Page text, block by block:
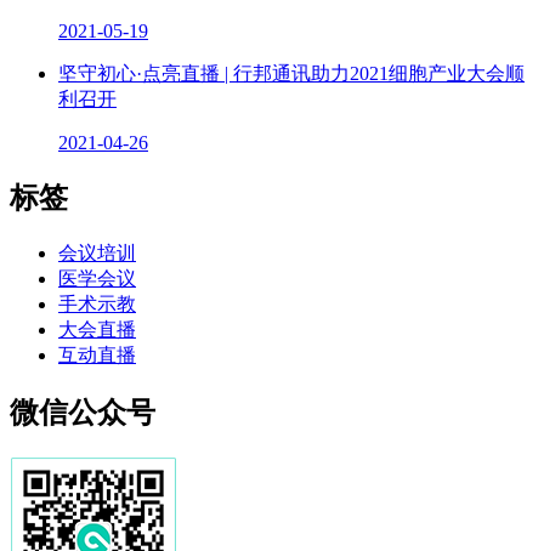
2021-05-19
坚守初心·点亮直播 | 行邦通讯助力2021细胞产业大会顺
利召开
2021-04-26
标签
会议培训
医学会议
手术示教
大会直播
互动直播
微信公众号